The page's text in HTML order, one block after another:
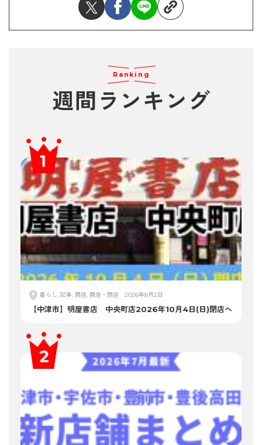
Ranking
週間ランキング
暮らし, 記事, 閉店, 開店・閉店 2026年8月2日
【中津市】明屋書店 中央町店2026年10月4日(日)閉店へ